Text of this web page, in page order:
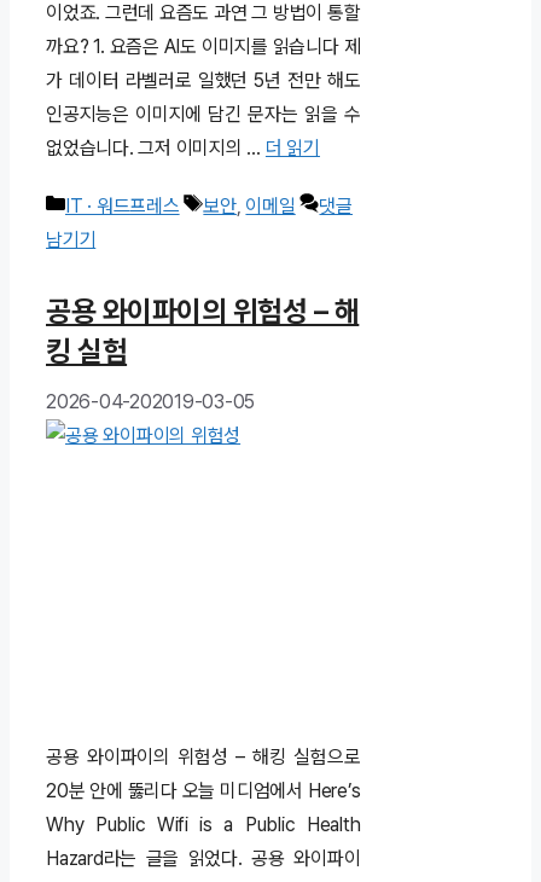
이었죠. 그런데 요즘도 과연 그 방법이 통할
까요? 1. 요즘은 AI도 이미지를 읽습니다 제
가 데이터 라벨러로 일했던 5년 전만 해도
인공지능은 이미지에 담긴 문자는 읽을 수
없었습니다. 그저 이미지의 … 더 읽기
카
테
리
IT · 워드프레스
태
보안, 이메일
댓글
남기기
공용 와이파이의 위험성 – 해
킹 실험
2026-04-202019-03-05
공용 와이파이의 위험성 – 해킹 실험으로
20분 안에 뚫리다 오늘 미디엄에서 Here’s
Why Public Wifi is a Public Health
Hazard라는 글을 읽었다. 공용 와이파이